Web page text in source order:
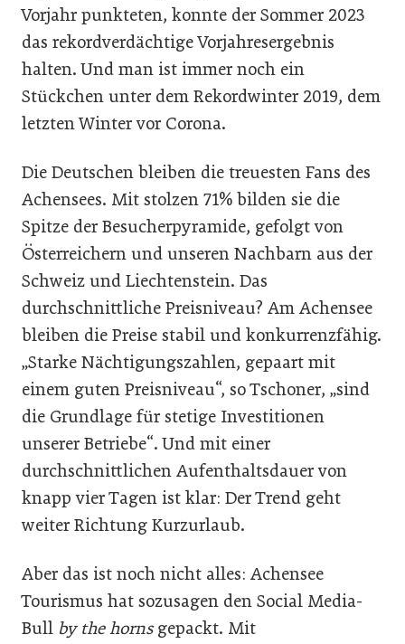
Vorjahr punkteten, konnte der Sommer 2023
das rekordverdächtige Vorjahresergebnis
halten. Und man ist immer noch ein
Stückchen unter dem Rekordwinter 2019, dem
letzten Winter vor Corona.
Die Deutschen bleiben die treuesten Fans des
Achensees. Mit stolzen 71% bilden sie die
Spitze der Besucherpyramide, gefolgt von
Österreichern und unseren Nachbarn aus der
Schweiz und Liechtenstein. Das
durchschnittliche Preisniveau? Am Achensee
bleiben die Preise stabil und konkurrenzfähig.
„Starke Nächtigungszahlen, gepaart mit
einem guten Preisniveau“, so Tschoner, „sind
die Grundlage für stetige Investitionen
unserer Betriebe“. Und mit einer
durchschnittlichen Aufenthaltsdauer von
knapp vier Tagen ist klar: Der Trend geht
weiter Richtung Kurzurlaub.
Aber das ist noch nicht alles: Achensee
Tourismus hat sozusagen den Social Media-
Bull by the hornsgepackt. Mit